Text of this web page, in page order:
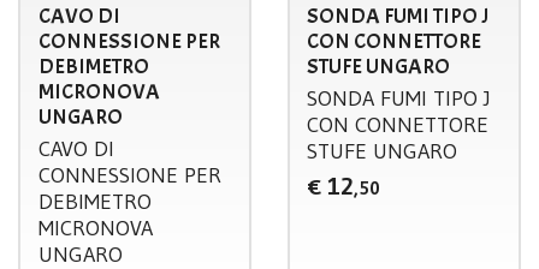
CAVO DI
CONNESSIONE PER
DEBIMETRO
MICRONOVA
UNGARO
CAVO DI
CONNESSIONE PER
DEBIMETRO
MICRONOVA
UNGARO
SONDA FUMI TIPO J
CON CONNETTORE
STUFE UNGARO
SONDA FUMI TIPO J
CON CONNETTORE
STUFE UNGARO
€ 12,50